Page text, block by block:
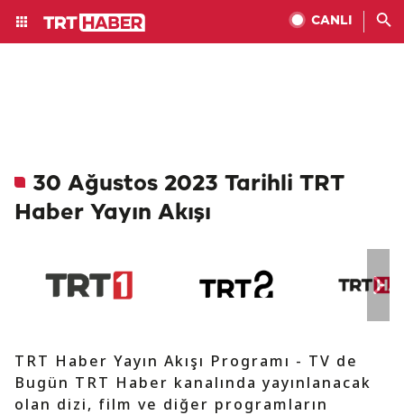
CANLI
30 Ağustos 2023 Tarihli TRT
Haber Yayın Akışı
TRT Haber Yayın Akışı Programı - TV de
Bugün TRT Haber kanalında yayınlanacak
olan dizi, film ve diğer programların